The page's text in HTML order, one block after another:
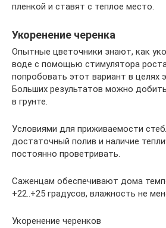
пленкой и ставят с теплое место.
Укоренение черенка
Опытные цветочники знают, как
воде с помощью стимулятора
попробовать этот вариант в целях
Больших результатов можно
в грунте.
Условиями для приживаемости
достаточный полив и наличие
постоянно проветривать.
Саженцам обеспечивают дома
+22..+25 градусов, влажность не
Укоренение черенков